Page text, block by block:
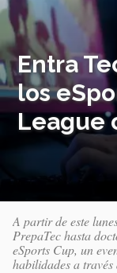
Entra
los
League
A partir de este
PrepaTec hasta
eSports Cup, un
habilidades a